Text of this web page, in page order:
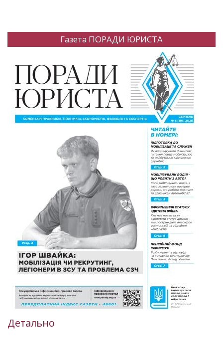
Газета ПОРАДИ ЮРИСТА
Детально